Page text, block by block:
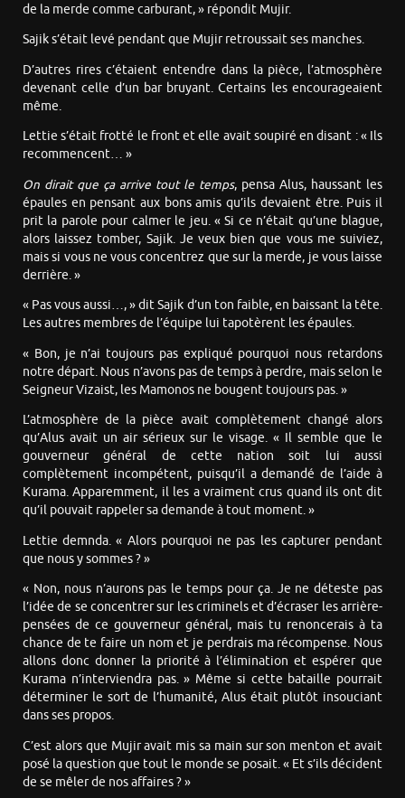
de la merde comme carburant, » répondit Mujir.
Sajik s’était levé pendant que Mujir retroussait ses manches.
D’autres rires c’étaient entendre dans la pièce, l’atmosphère
devenant celle d’un bar bruyant. Certains les encourageaient
même.
Lettie s’était frotté le front et elle avait soupiré en disant : « Ils
recommencent… »
On dirait que ça arrive tout le temps, pensa Alus, haussant les
épaules en pensant aux bons amis qu’ils devaient être. Puis il
prit la parole pour calmer le jeu. « Si ce n’était qu’une blague,
alors laissez tomber, Sajik. Je veux bien que vous me suiviez,
mais si vous ne vous concentrez que sur la merde, je vous laisse
derrière. »
« Pas vous aussi…, » dit Sajik d’un ton faible, en baissant la tête.
Les autres membres de l’équipe lui tapotèrent les épaules.
« Bon, je n’ai toujours pas expliqué pourquoi nous retardons
notre départ. Nous n’avons pas de temps à perdre, mais selon le
Seigneur Vizaist, les Mamonos ne bougent toujours pas. »
L’atmosphère de la pièce avait complètement changé alors
qu’Alus avait un air sérieux sur le visage. « Il semble que le
gouverneur général de cette nation soit lui aussi
complètement incompétent, puisqu’il a demandé de l’aide à
Kurama. Apparemment, il les a vraiment crus quand ils ont dit
qu’il pouvait rappeler sa demande à tout moment. »
Lettie demnda. « Alors pourquoi ne pas les capturer pendant
que nous y sommes ? »
« Non, nous n’aurons pas le temps pour ça. Je ne déteste pas
l’idée de se concentrer sur les criminels et d’écraser les arrière-
pensées de ce gouverneur général, mais tu renoncerais à ta
chance de te faire un nom et je perdrais ma récompense. Nous
allons donc donner la priorité à l’élimination et espérer que
Kurama n’interviendra pas. » Même si cette bataille pourrait
déterminer le sort de l’humanité, Alus était plutôt insouciant
dans ses propos.
C’est alors que Mujir avait mis sa main sur son menton et avait
posé la question que tout le monde se posait. « Et s’ils décident
de se mêler de nos affaires ? »